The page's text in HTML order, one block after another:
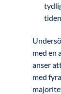
med en
anser
med